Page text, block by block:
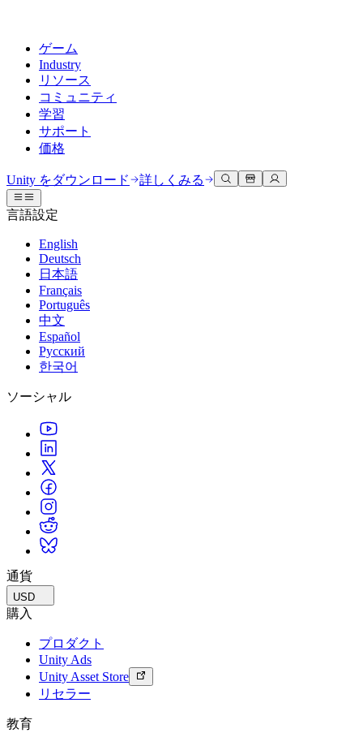
ゲーム
Industry
リソース
コミュニティ
学習
サポート
価格
Unityエンジン
任意のプラットフォーム向けに2Dおよび3Dゲームを構築
共同作業
チームでの共同作業と迅速なイテレーション
Unity をダウンロード
プランと価格
デプロイ
Unity がサポートする 25 以上のプラットフォームを見る
LiveOps
ローンチ後のインサイトとライブゲームオペレーション
成長
詳しく見る
発見され、モバイルユーザーを獲得する
ストアとD2C全体でIAPを管理
収益化
Unity で宣伝
Unity で収益化
活用事例
モバイルゲーム
Unity でモバイル向けヒット作を制作して成長させる
3Dコラボレーション
リアルタイムで3Dプロジェクトを構築およびレビューする
没入型トレーニング
没入型環境でのトレーニング
顧客体験
インタラクティブな3D体験を作成する
業界
運用の卓越性を達成する
小売
店内体験をオンライン体験に変換する
自動車
イノベーションと車内体験を促進する
すべての業界を見る
ドキュメント
公式ユーザーマニュアルとAPIリファレンス
開発者ツール
リリースバージョンと問題追跡
ロードマップ
今後の機能をレビューする
技術用語のライブラリ
ケーススタディ
実際の成功事例
ベストプラクティスガイド
専門家のヒントとコツ
デモ
デモ、サンプル、ビルディングブロック
すべてのリソース
新機能
ブログ
更新情報、情報、技術的ヒント
お知らせ
ニュース、ストーリー、プレスセンター
ディスカッション
議論、問題解決、つながる
イベント
グローバルおよびローカルイベント
コミュニティストーリー
Made with Unity
Unityクリエイターの紹介
ライブストリーム
Unity Awards
世界中のUnityクリエイターを祝う
Unity Learn
無料でUnityスキルをマスターする
プロフェッショナルトレーニング
Unityトレーナーでチームをレベルアップ
Unity初心者向け
スタートガイド
学習を開始しましょう
Unity は初めてですか？旅を始めましょう
ハウツーガイド
実用的なヒントとベストプラクティス
教育
学生向け
キャリアをスタートさせる
教育を大幅に強化
教育機関向けライセンス
認定教材
Unityのマスタリーを証明する
ヘルプを得る
Unityで成功するためのサポート
Success Plan
専門的なサポートで目標を早く達成する
FAQ
よくある質問への回答
お問い合わせ
Unity をダウンロード 詳しくみる
言語設定
English
Deutsch
日本語
Français
Português
中文
Español
Русский
한국어
ソーシャル
通貨
USD
購入
プロダクト
Unity Ads
Unity Asset Store
リセラー
教育